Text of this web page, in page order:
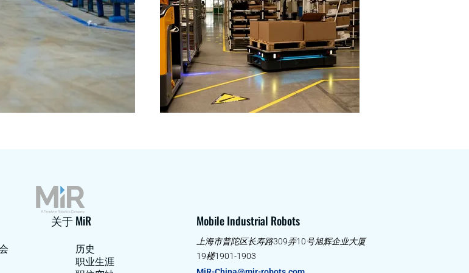
关于 MiR
历史
职业生涯
Mobile Industrial Robots
上海市普陀区长寿路309弄10号旭辉企业大厦
19楼1901-1903